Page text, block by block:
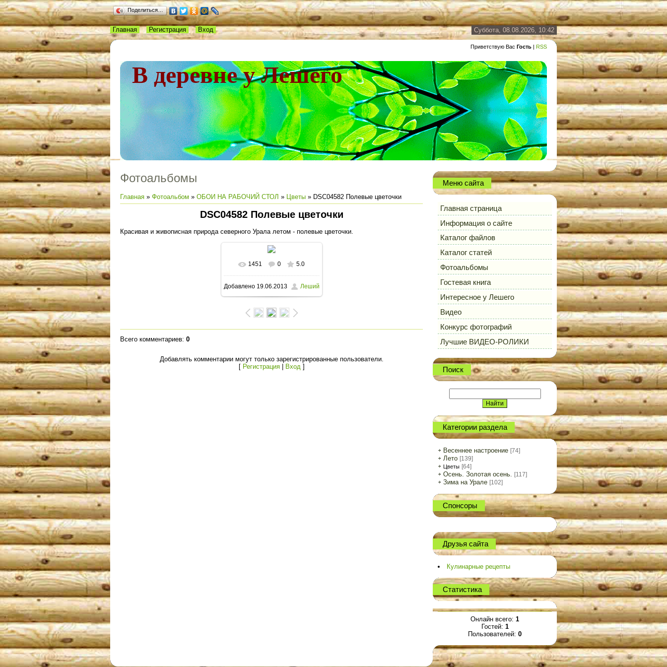
Поделиться…
Суббота, 08.08.2026, 10:42
Приветствую Вас Гость | RSS
В деревне у Лешего
Главная Регистрация Вход
Фотоальбомы
Главная » Фотоальбом » ОБОИ НА РАБОЧИЙ СТОЛ » Цветы » DSC04582 Полевые цветочки
DSC04582 Полевые цветочки
Красивая и живописная природа северного Урала летом - полевые цветочки.
В реальном размере
1600x1123/ 186.9Kb
1451 0 5.0
Добавлено19.06.2013 Леший
Всего комментариев: 0
Добавлять комментарии могут только зарегистрированные пользователи.
[ Регистрация| Вход ]
Меню сайта
Главная страница
Информация о сайте
Каталог файлов
Каталог статей
Фотоальбомы
Гостевая книга
Интересное у Лешего
Видео
Конкурс фотографий
Лучшие ВИДЕО-РОЛИКИ
Поиск
Категории раздела
Весеннее настроение [74]
Лето [139]
Цветы [64]
Осень. Золотая осень. [117]
Зима на Урале [102]
Спонсоры
Друзья сайта
Кулинарные рецепты
Статистика
Онлайн всего: 1
Гостей: 1
Пользователей: 0